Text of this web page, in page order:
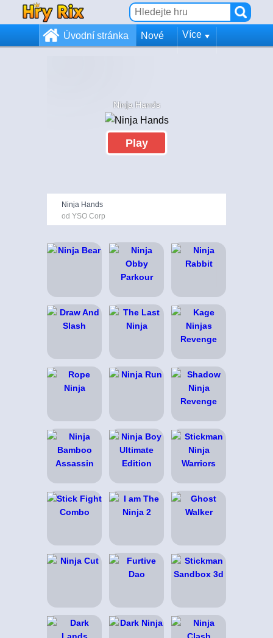
Úvodní stránka Nové Více
Ninja Hands
Play
Ninja Hands
od YSO Corp